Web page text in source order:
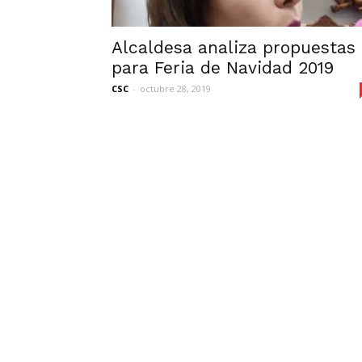
Alcaldesa analiza propuestas
para Feria de Navidad 2019
CSC - octubre 28, 2019